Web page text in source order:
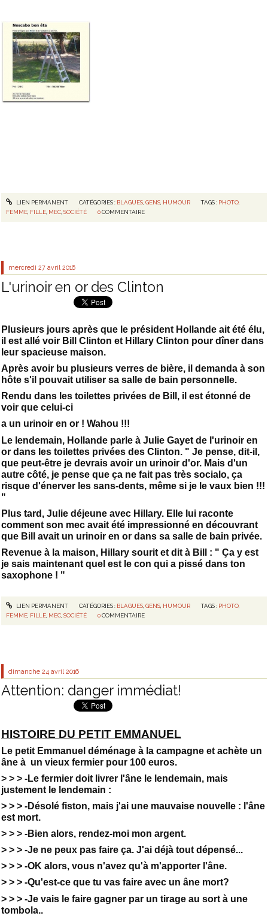
LIEN PERMANENT CATÉGORIES : BLAGUES, GENS, HUMOUR TAGS : PHOTO
FEMME FILLE MEC ,SOCIÉTÉ 0 COMMENTAIRE
mercredi 27 avril 2016
L'urinoir en or des Clinton
Plusieurs jours après que le président Hollande ait été élu,
il est allé voir Bill Clinton et Hillary Clinton pour dîner dans
leur spacieuse maison.
Après avoir bu plusieurs verres de bière, il demanda à son
hôte s'il pouvait utiliser sa salle de bain personnelle.
Rendu dans les toilettes privées de Bill, il est étonné de
voir que celui-ci
a un urinoir en or ! Wahou !!!
Le lendemain, Hollande parle à Julie Gayet de l'urinoir en
or dans les toilettes privées des Clinton. " Je pense, dit-il,
que peut-être je devrais avoir un urinoir d'or. Mais d'un
autre côté, je pense que ça ne fait pas très socialo, ça
risque d'énerver les sans-dents, même si je le vaux bien !!!
"
Plus tard, Julie déjeune avec Hillary. Elle lui raconte
comment son mec avait été impressionné en découvrant
que Bill avait un urinoir en or dans sa salle de bain privée.
Revenue à la maison, Hillary sourit et dit à Bill : " Ça y est
je sais maintenant quel est le con qui a pissé dans ton
saxophone ! "
LIEN PERMANENT CATÉGORIES : BLAGUES, GENS, HUMOUR TAGS : PHOTO,
FEMME, FILLE, MEC,SOCIÉTÉ 0 COMMENTAIRE
dimanche 24 avril 2016
Attention: danger immédiat!
HISTOIRE DU PETIT EMMANUEL
Le petit Emmanuel déménage à la campagne et achète un
âne à un vieux fermier pour 100 euros.
> > > -Le fermier doit livrer l'âne le lendemain, mais
justement le lendemain :
> > > -Désolé fiston, mais j'ai une mauvaise nouvelle : l'âne
est mort.
> > > -Bien alors, rendez-moi mon argent.
> > > -Je ne peux pas faire ça. J'ai déjà tout dépensé...
> > > -OK alors, vous n'avez qu'à m'apporter l'âne.
> > > -Qu'est-ce que tu vas faire avec un âne mort?
> > > -Je vais le faire gagner par un tirage au sort à une
tombola..